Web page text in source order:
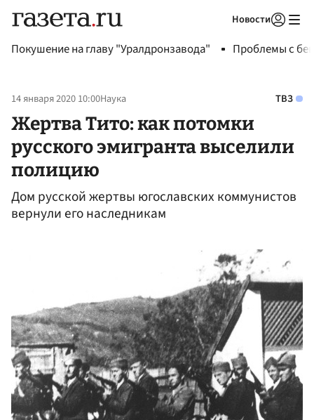
Новости
Покушение на главу "Уралдронзавода" Проблемы с
14 января 2020 10:00Наука ТВЗ
Жертва Тито: как потомки
русского эмигранта выселили
полицию
Дом русской жертвы югославских коммунистов
вернули его наследникам